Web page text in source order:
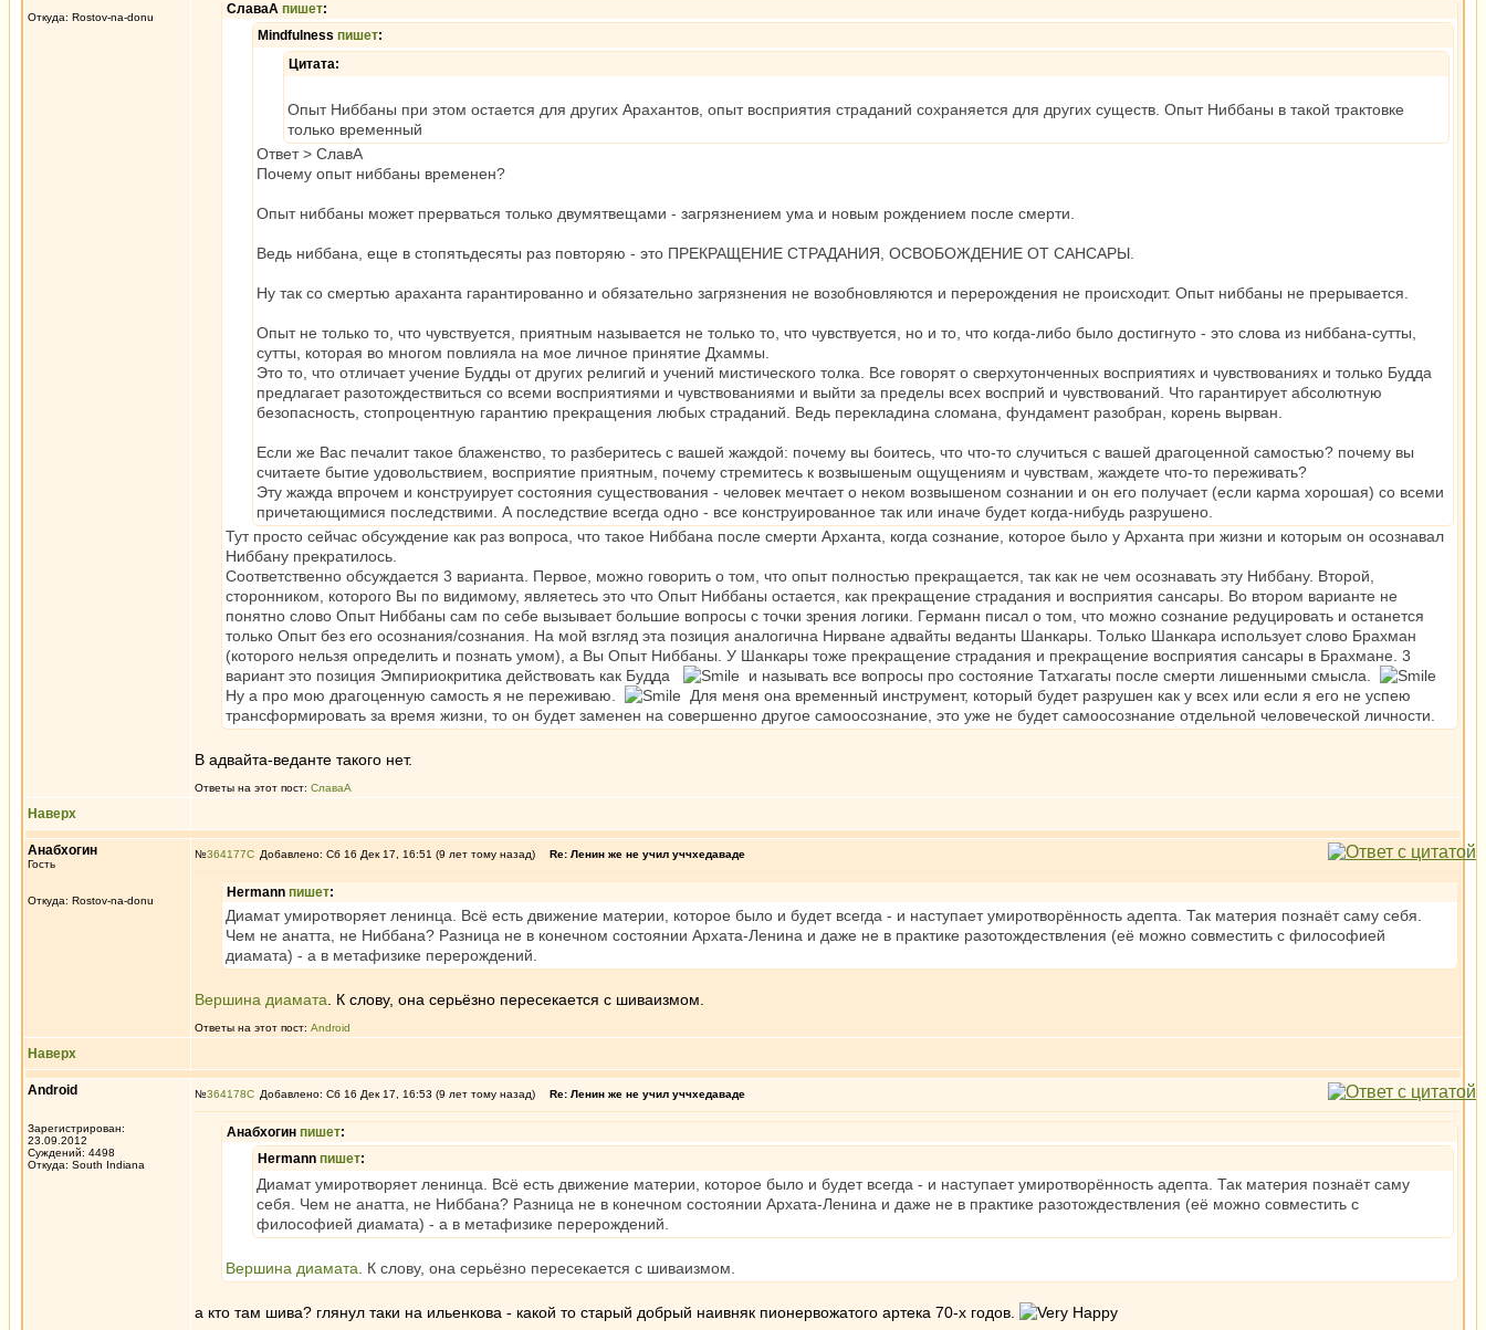
Откуда: Rostov-na-donu
СлаваА пишет:
Mindfulness пишет:
Цитата:
Опыт Ниббаны при этом остается для других Арахантов, опыт восприятия страданий сохраняется для других существ. Опыт Ниббаны в такой трактовке
только временный
Ответ > СлавА
Почему опыт ниббаны временен?
Опыт ниббаны может прерваться только двумятвещами - загрязнением ума и новым рождением после смерти.
Ведь ниббана, еще в стопятьдесяты раз повторяю - это ПРЕКРАЩЕНИЕ СТРАДАНИЯ, ОСВОБОЖДЕНИЕ ОТ САНСАРЫ.
Ну так со смертью араханта гарантированно и обязательно загрязнения не возобновляются и перерождения не происходит. Опыт ниббаны не прерывается.
Опыт не только то, что чувствуется, приятным называется не только то, что чувствуется, но и то, что когда-либо было достигнуто - это слова из ниббана-сутты,
сутты, которая во многом повлияла на мое личное принятие Дхаммы.
Это то, что отличает учение Будды от других религий и учений мистического толка. Все говорят о сверхутонченных восприятиях и чувствованиях и только Будда
предлагает разотождествиться со всеми восприятиями и чувствованиями и выйти за пределы всех восприй и чувствований. Что гарантирует абсолютную
безопасность, стопроцентную гарантию прекращения любых страданий. Ведь перекладина сломана, фундамент разобран, корень вырван.
Если же Вас печалит такое блаженство, то разберитесь с вашей жаждой: почему вы боитесь, что что-то случиться с вашей драгоценной самостью? почему вы
считаете бытие удовольствием, восприятие приятным, почему стремитесь к возвышеным ощущениям и чувствам, жаждете что-то переживать?
Эту жажда впрочем и конструирует состояния существования - человек мечтает о неком возвышеном сознании и он его получает (если карма хорошая) со всеми
причетающимися последствими. А последствие всегда одно - все конструированное так или иначе будет когда-нибудь разрушено.
Тут просто сейчас обсуждение как раз вопроса, что такое Ниббана после смерти Арханта, когда сознание, которое было у Арханта при жизни и которым он осознавал
Ниббану прекратилось.
Соответственно обсуждается 3 варианта. Первое, можно говорить о том, что опыт полностью прекращается, так как не чем осознавать эту Ниббану. Второй,
сторонником, которого Вы по видимому, являетесь это что Опыт Ниббаны остается, как прекращение страдания и восприятия сансары. Во втором варианте не
понятно слово Опыт Ниббаны сам по себе вызывает большие вопросы с точки зрения логики. Германн писал о том, что можно сознание редуцировать и останется
только Опыт без его осознания/сознания. На мой взгляд эта позиция аналогична Нирване адвайты веданты Шанкары. Только Шанкара использует слово Брахман
(которого нельзя определить и познать умом), а Вы Опыт Ниббаны. У Шанкары тоже прекращение страдания и прекращение восприятия сансары в Брахмане. 3
вариант это позиция Эмпириокритика действовать как Будда
и называть все вопросы про состояние Татхагаты после смерти лишенными смысла.
Ну а про мою драгоценную самость я не переживаю.
Для меня она временный инструмент, который будет разрушен как у всех или если я его не успею
трансформировать за время жизни, то он будет заменен на совершенно другое самоосознание, это уже не будет самоосознание отдельной человеческой личности.
В адвайта-веданте такого нет.
Ответы на этот пост: СлаваА
Наверх
Анабхогин
Гость
Откуда: Rostov-na-donu
№364177 Добавлено: Сб 16 Дек 17, 16:51 (9 лет тому назад) Re: Ленин же не учил уччхедаваде
Hermann пишет:
Диамат умиротворяет ленинца. Всё есть движение материи, которое было и будет всегда - и наступает умиротворённость адепта. Так материя познаёт саму себя.
Чем не анатта, не Ниббана? Разница не в конечном состоянии Архата-Ленина и даже не в практике разотождествления (её можно совместить с философией
диамата) - а в метафизике перерождений.
Вершина диамата . К слову, она серьёзно пересекается с шиваизмом.
Ответы на этот пост: Android
Наверх
Android
Зарегистрирован:
23.09.2012
Суждений: 4498
Откуда: South Indiana
№364178 Добавлено: Сб 16 Дек 17, 16:53 (9 лет тому назад) Re: Ленин же не учил уччхедаваде
Анабхогин пишет:
Hermann пишет:
Диамат умиротворяет ленинца. Всё есть движение материи, которое было и будет всегда - и наступает умиротворённость адепта. Так материя познаёт саму
себя. Чем не анатта, не Ниббана? Разница не в конечном состоянии Архата-Ленина и даже не в практике разотождествления (её можно совместить с
философией диамата) - а в метафизике перерождений.
Вершина диамата . К слову, она серьёзно пересекается с шиваизмом.
а кто там шива? глянул таки на ильенкова - какой то старый добрый наивняк пионервожатого артека 70-х годов.